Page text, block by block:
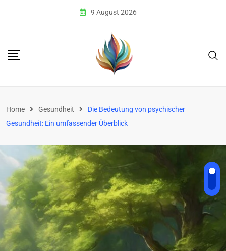
9 August 2026
Home Gesundheit
Die Bedeutung von psychischer
Gesundheit: Ein umfassender Überblick